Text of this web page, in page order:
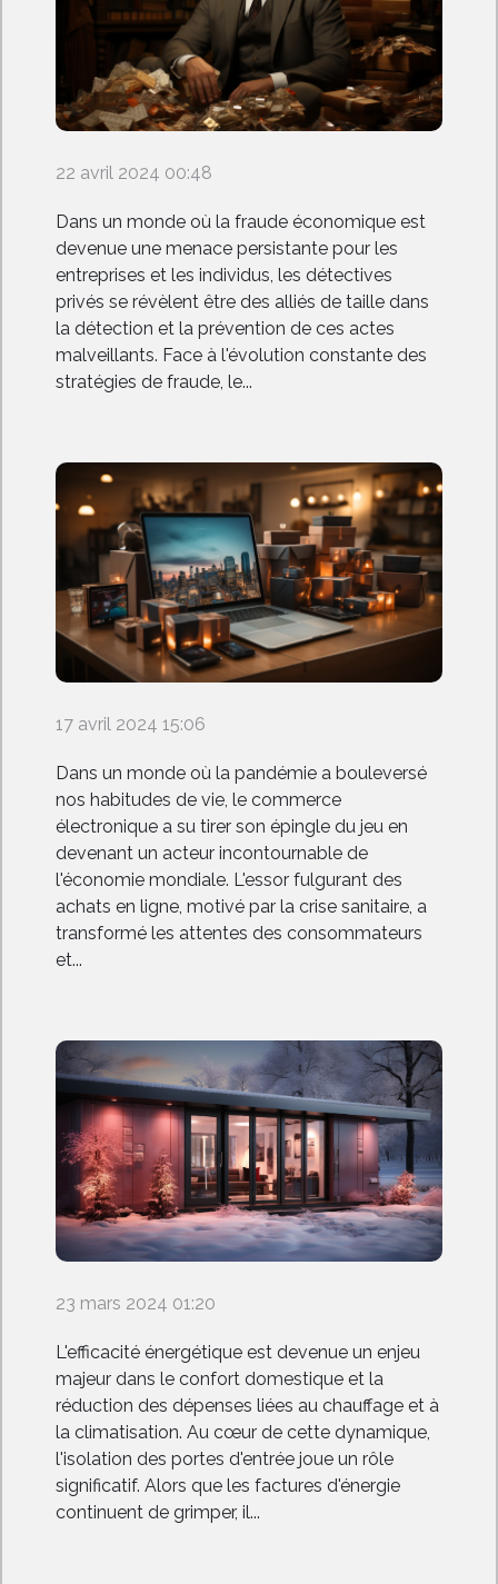
22 avril 2024 00:48
Dans un monde où la fraude économique est
devenue une menace persistante pour les
entreprises et les individus, les détectives
privés se révèlent être des alliés de taille dans
la détection et la prévention de ces actes
malveillants. Face à l'évolution constante des
stratégies de fraude, le...
17 avril 2024 15:06
Dans un monde où la pandémie a bouleversé
nos habitudes de vie, le commerce
électronique a su tirer son épingle du jeu en
devenant un acteur incontournable de
l'économie mondiale. L'essor fulgurant des
achats en ligne, motivé par la crise sanitaire, a
transformé les attentes des consommateurs
et...
23 mars 2024 01:20
L'efficacité énergétique est devenue un enjeu
majeur dans le confort domestique et la
réduction des dépenses liées au chauffage et à
la climatisation. Au cœur de cette dynamique,
l'isolation des portes d'entrée joue un rôle
significatif. Alors que les factures d'énergie
continuent de grimper, il...